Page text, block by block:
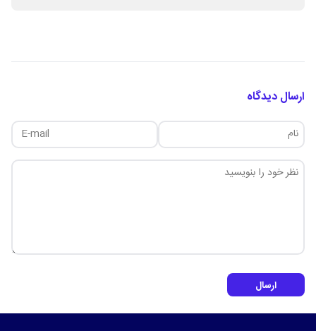
ارسال دیدگاه
ارسال